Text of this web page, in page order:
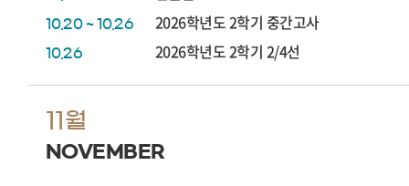
10.20 ~ 10.26 2026학년도 2학기 중간고사
10.26 2026학년도 2학기 2/4선
11월
NOVEMBER